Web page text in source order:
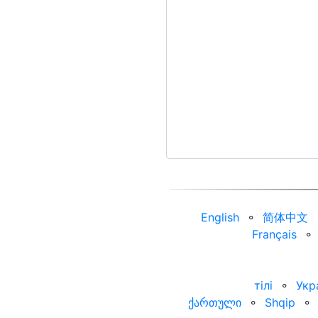
English ⚬ 简体中文
Français
⚬
тілі ⚬
ქართული
⚬ Shqip ⚬